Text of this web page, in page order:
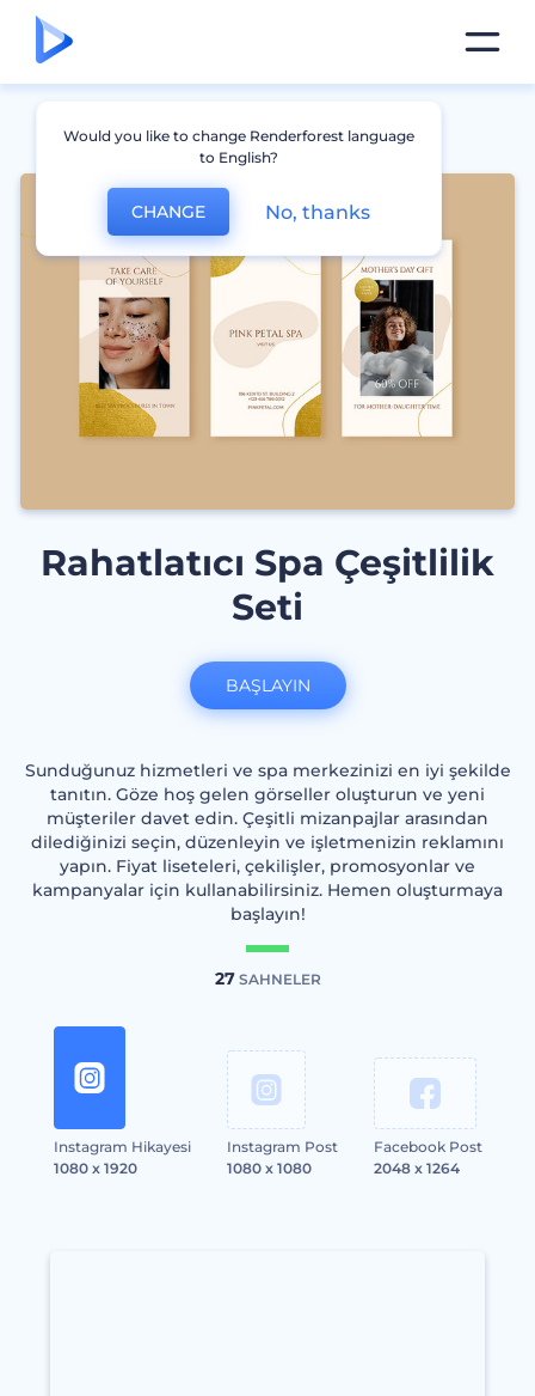
Rahatlatıcı Spa Çeşitlilik
Seti
Sunduğunuz hizmetleri ve spa merkezinizi en iyi şekilde
tanıtın. Göze hoş gelen görseller oluşturun ve yeni
müşteriler davet edin. Çeşitli mizanpajlar arasından
dilediğinizi seçin, düzenleyin ve işletmenizin reklamını
yapın. Fiyat liseteleri, çekilişler, promosyonlar ve
kampanyalar için kullanabilirsiniz. Hemen oluşturmaya
başlayın!
27SAHNELER
Instagram Hikayesi
1080 x 1920
Instagram Post
1080 x 1080
Facebook Post
2048 x 1264
BAŞLAYIN
Would you like to change Renderforest language
to English?
CHANGE No, thanks